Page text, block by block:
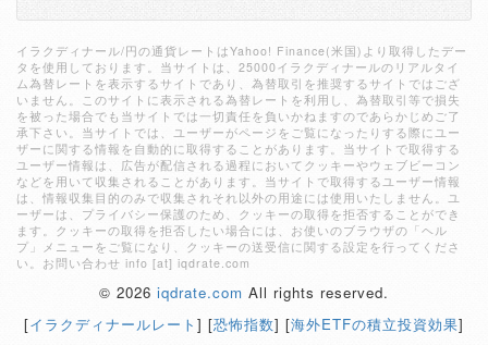
イラクディナール/円の通貨レートはYahoo! Finance(米国)より取得したデー
タを使用しております。当サイトは、25000イラクディナールのリアルタイ
ム為替レートを表示するサイトであり、為替取引を推奨するサイトではござ
いません。このサイトに表示される為替レートを利用し、為替取引等で損失
を被った場合でも当サイトでは一切責任を負いかねますのであらかじめご了
承下さい。当サイトでは、ユーザーがページをご覧になったりする際にユー
ザーに関する情報を自動的に取得することがあります。当サイトで取得する
ユーザー情報は、広告が配信される過程においてクッキーやウェブビーコン
などを用いて収集されることがあります。当サイトで取得するユーザー情報
は、情報収集目的のみで収集されそれ以外の用途には使用いたしません。ユ
ーザーは、プライバシー保護のため、クッキーの取得を拒否することができ
ます。クッキーの取得を拒否したい場合には、お使いのブラウザの「ヘル
プ」メニューをご覧になり、クッキーの送受信に関する設定を行ってくださ
い。お問い合わせ info [at] iqdrate.com
© 2026 iqdrate.com All rights reserved.
[イラクディナールレート ] [恐怖指数] [海外ETFの積立投資効果]